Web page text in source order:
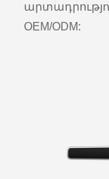
OEM/ODM: